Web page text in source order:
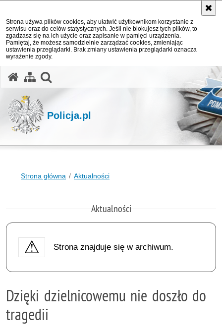
Strona używa plików cookies, aby ułatwić użytkownikom korzystanie z
serwisu oraz do celów statystycznych. Jeśli nie blokujesz tych plików, to
zgadzasz się na ich użycie oraz zapisanie w pamięci urządzenia.
Pamiętaj, że możesz samodzielnie zarządzać cookies, zmieniając
ustawienia przeglądarki. Brak zmiany ustawienia przeglądarki oznacza
wyrażenie zgody.
Policja.pl
Strona główna Aktualności
Aktualności
Strona znajduje się w archiwum.
Dzięki dzielnicowemu nie doszło do
tragedii